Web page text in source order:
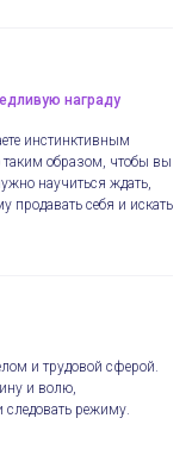
награду
инстинктивным
таким образом, чтобы вы
научиться ждать,
продавать себя и искать
и трудовой сферой.
и волю,
режиму.